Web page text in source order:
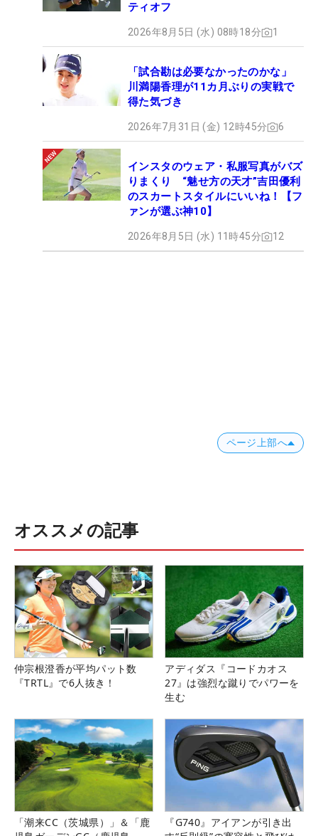
ティオフ
2026年8月5日 (水) 08時18分 1
「試合勘は必要なかったのかな」
川満陽香理が11カ月ぶりの実戦で
得た気づき
2026年7月31日 (金) 12時45分 6
インスタのウェア・私服写真がバズ
りまくり “魅せ方の天才”吉田優利
のスカートスタイルにいいね！【フ
ァンが選ぶ神10】
2026年8月5日 (水) 11時45分 12
ページ上部へ
オススメの記事
仲宗根澄香が平均パット数
『TRTL』で6人抜き！
アディダス『コードカオス
27』は強烈な蹴りでパワーを
生む
「潮来CC（茨城県）」＆「鹿
『G740』アイアンが引き出